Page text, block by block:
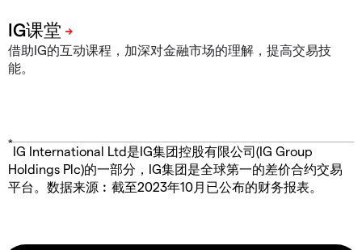
借助IG的互动课程，加深对金融市场的理解，提高交易技
能。
*
IG International Ltd是IG集团控股有限公司(IG Group
Holdings Plc)的一部分，IG集团是全球第一的差价合约交易
平台。数据来源︰截至2023年10月已公布的财务报表。